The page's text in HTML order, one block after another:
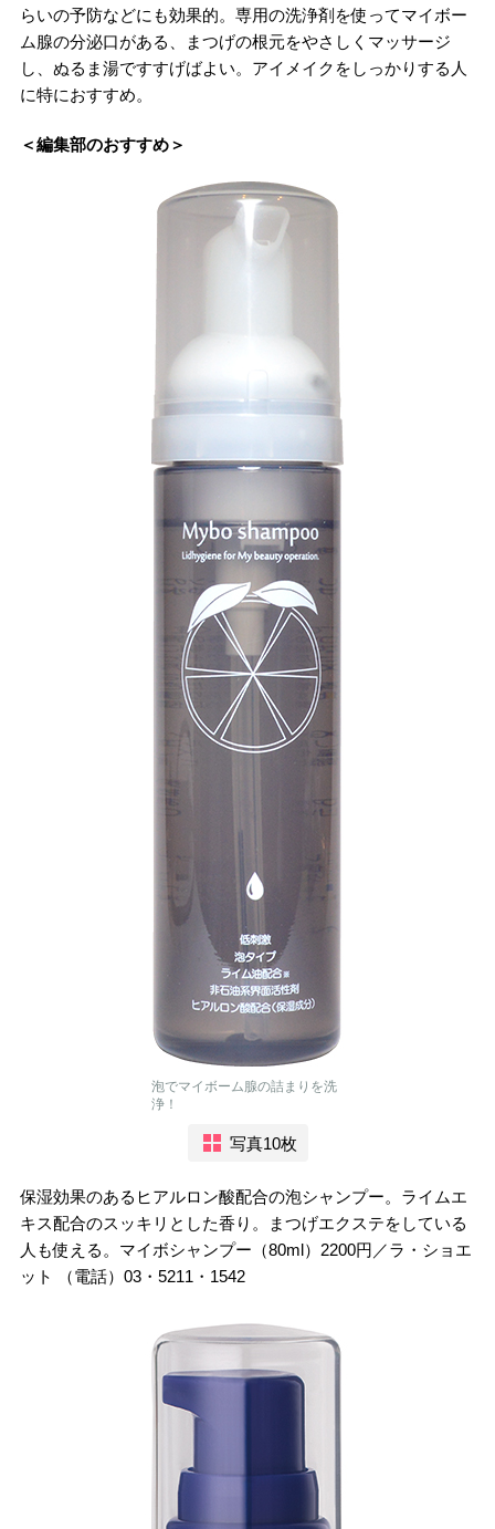
らいの予防などにも効果的。専用の洗浄剤を使ってマイボー
ム腺の分泌口がある、まつげの根元をやさしくマッサージ
し、ぬるま湯ですすげばよい。アイメイクをしっかりする人
に特におすすめ。
＜編集部のおすすめ＞
泡でマイボーム腺の詰まりを洗
浄！
写真10枚
保湿効果のあるヒアルロン酸配合の泡シャンプー。ライムエ
キス配合のスッキリとした香り。まつげエクステをしている
人も使える。マイボシャンプー（80ml）2200円／ラ・ショエ
ット （電話）03・5211・1542